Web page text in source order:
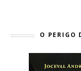
O PERIGO